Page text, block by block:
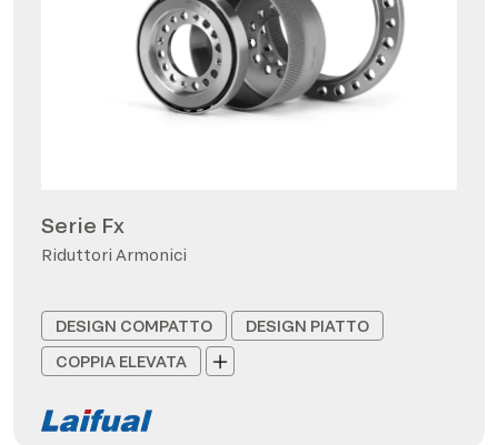
Serie Fx
Riduttori Armonici
DESIGN COMPATTO
DESIGN PIATTO
COPPIA ELEVATA